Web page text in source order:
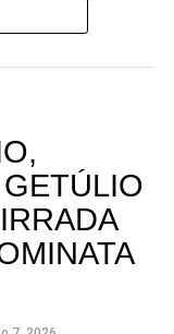
esposa de
do Estado,
e uma sexta
do esperado, a
ser uma das